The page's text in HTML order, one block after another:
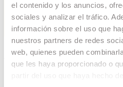
el contenido y los anuncios,
sociales y analizar el tráfico.
información sobre el uso que
nuestros partners de redes
web, quienes pueden
que les haya proporcionado o
Arte